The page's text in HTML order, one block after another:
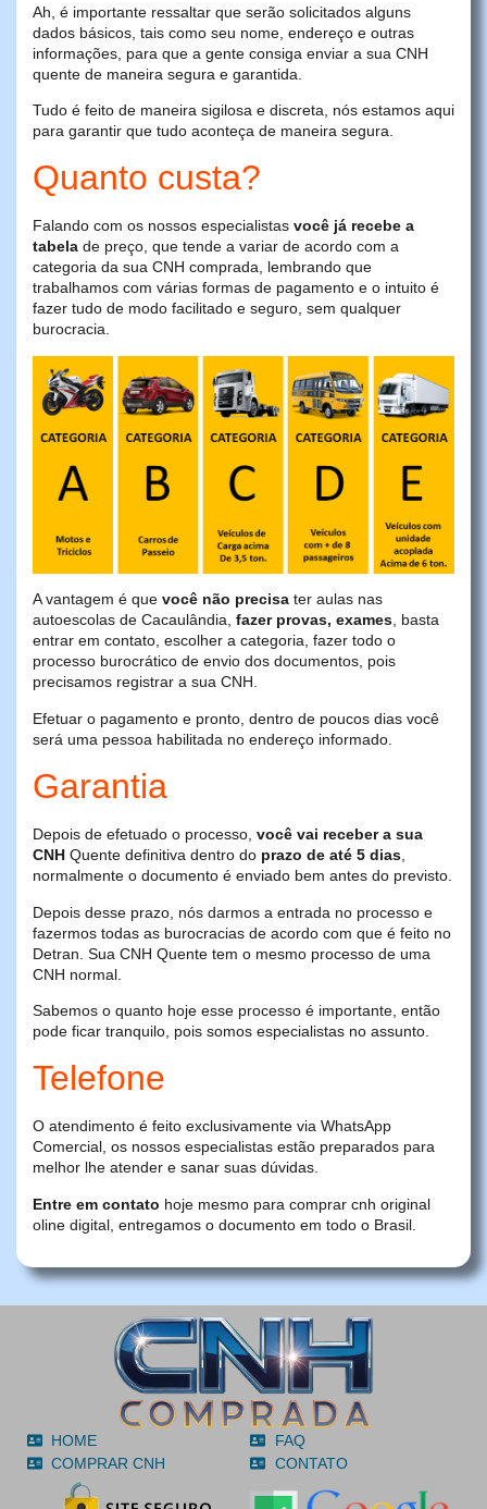
Ah, é importante ressaltar que serão solicitados alguns
dados básicos, tais como seu nome, endereço e outras
informações, para que a gente consiga enviar a sua CNH
quente de maneira segura e garantida.
Tudo é feito de maneira sigilosa e discreta, nós estamos aqui
para garantir que tudo aconteça de maneira segura.
Quanto custa?
Falando com os nossos especialistas você já recebe a
tabela de preço, que tende a variar de acordo com a
categoria da sua CNH comprada, lembrando que
trabalhamos com várias formas de pagamento e o intuito é
fazer tudo de modo facilitado e seguro, sem qualquer
burocracia.
A vantagem é que você não precisa ter aulas nas
autoescolas de Cacaulândia, fazer provas, exames, basta
entrar em contato, escolher a categoria, fazer todo o
processo burocrático de envio dos documentos, pois
precisamos registrar a sua CNH.
Efetuar o pagamento e pronto, dentro de poucos dias você
será uma pessoa habilitada no endereço informado.
Garantia
Depois de efetuado o processo, você vai receber a sua
CNH Quente definitiva dentro do prazo de até 5 dias,
normalmente o documento é enviado bem antes do previsto.
Depois desse prazo, nós darmos a entrada no processo e
fazermos todas as burocracias de acordo com que é feito no
Detran. Sua CNH Quente tem o mesmo processo de uma
CNH normal.
Sabemos o quanto hoje esse processo é importante, então
pode ficar tranquilo, pois somos especialistas no assunto.
Telefone
O atendimento é feito exclusivamente via WhatsApp
Comercial, os nossos especialistas estão preparados para
melhor lhe atender e sanar suas dúvidas.
Entre em contato hoje mesmo para comprar cnh original
oline digital, entregamos o documento em todo o Brasil.
HOME
COMPRAR CNH
FAQ
CONTATO